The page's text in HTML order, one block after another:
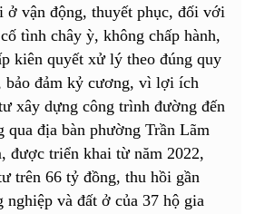
ở vận động, thuyết phục, đối với
tình chây ỳ, không chấp hành,
kiên quyết xử lý theo đúng quy
bảo đảm kỷ cương, vì lợi ích
xây dựng công trình đường đến
địa bàn phường Trần Lãm
được triển khai từ năm 2022,
trên 66 tỷ đồng, thu hồi gần
nghiệp và đất ở của 37 hộ gia